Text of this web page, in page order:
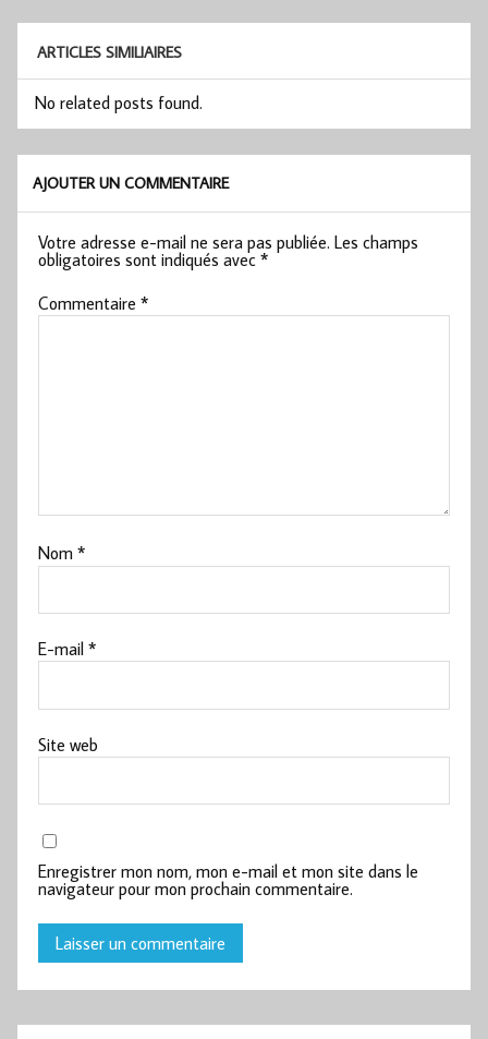
ARTICLES SIMILIAIRES
No related posts found.
AJOUTER UN COMMENTAIRE
Votre adresse e-mail ne sera pas publiée. Les champs
obligatoires sont indiqués avec*
Commentaire*
Nom*
E-mail*
Site web
Enregistrer mon nom, mon e-mail et mon site dans le
navigateur pour mon prochain commentaire.